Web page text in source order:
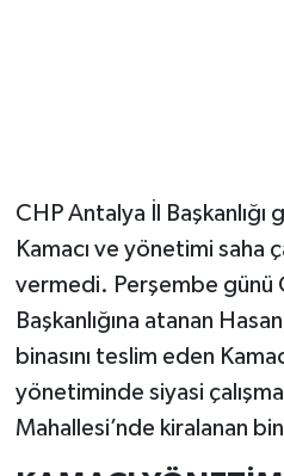
CHP Antalya İl Başkanlığı
Kamacı ve yönetimi saha
vermedi. Perşembe günü
Başkanlığına atanan
binasını teslim eden
yönetiminde siyasi
Mahallesi’nde kiralanan